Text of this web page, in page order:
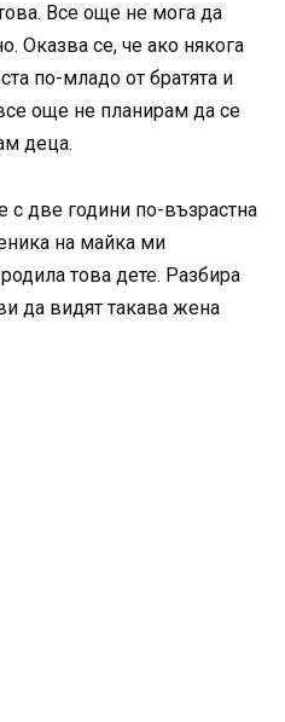
Все още не мога да
Оказва се, че ако някога
по-младо от братята и
още не планирам да се
деца.
с две години по-възрастна
на майка ми
това дете. Разбира
да видят такава жена